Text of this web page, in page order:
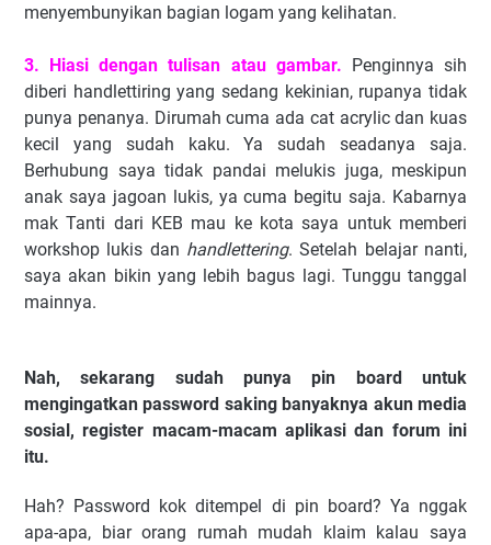
menyembunyikan bagian logam yang kelihatan.
3. Hiasi dengan tulisan atau gambar. Penginnya sih
diberi handlettiring yang sedang kekinian, rupanya tidak
punya penanya. Dirumah cuma ada cat acrylic dan kuas
kecil yang sudah kaku. Ya sudah seadanya saja.
Berhubung saya tidak pandai melukis juga, meskipun
anak saya jagoan lukis, ya cuma begitu saja. Kabarnya
mak Tanti dari KEB mau ke kota saya untuk memberi
workshop lukis dan handlettering. Setelah belajar nanti,
saya akan bikin yang lebih bagus lagi. Tunggu tanggal
mainnya.
Nah, sekarang sudah punya pin board untuk
mengingatkan password saking banyaknya akun media
sosial, register macam-macam aplikasi dan forum ini
itu.
Hah? Password kok ditempel di pin board? Ya nggak
apa-apa, biar orang rumah mudah klaim kalau saya